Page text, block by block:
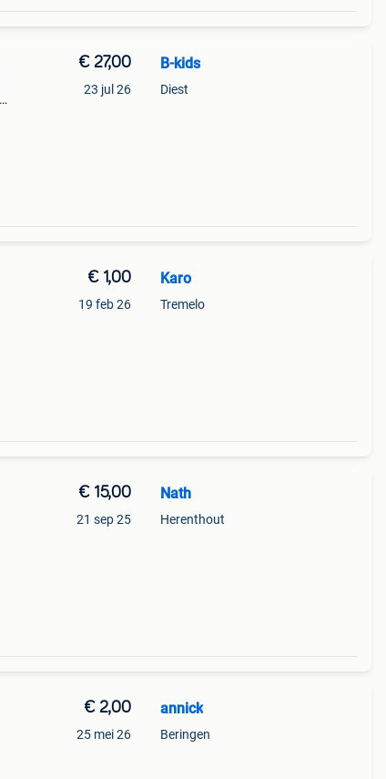
€ 27,00
23 jul 26
B-kids
Diest
€ 1,00
19 feb 26
Karo
Tremelo
€ 15,00
21 sep 25
Nath
Herenthout
€ 2,00
25 mei 26
annick
Beringen